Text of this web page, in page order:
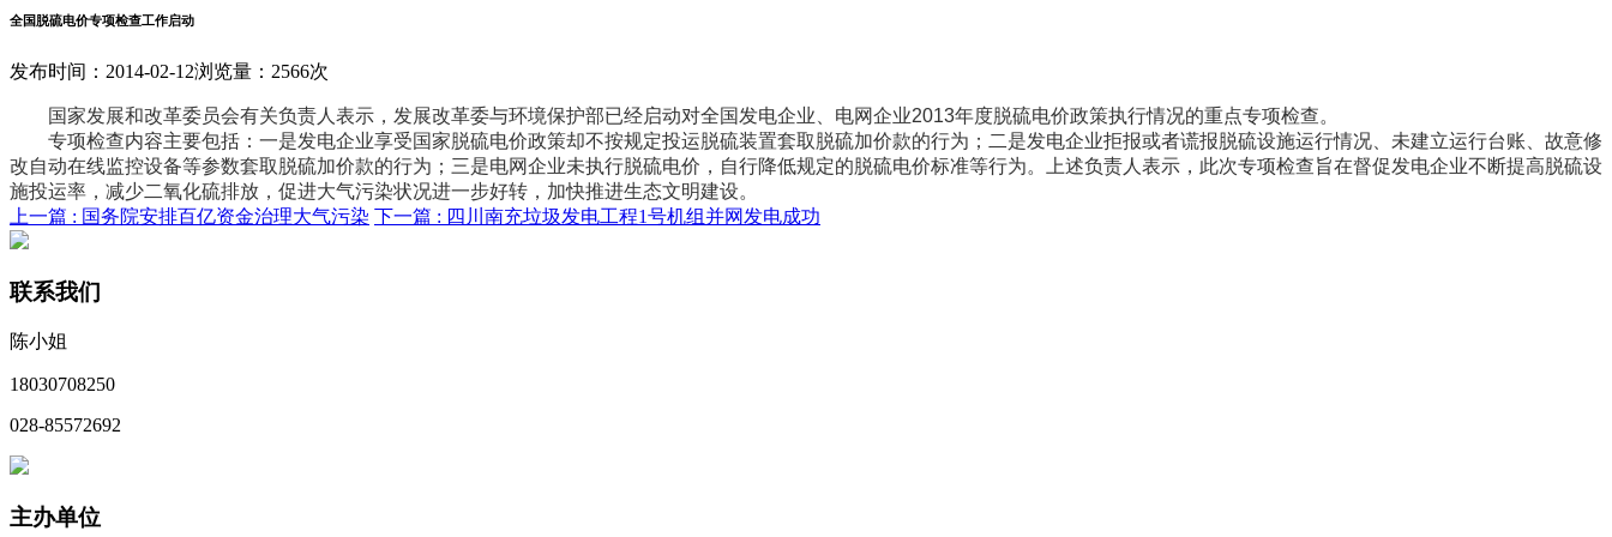
全国脱硫电价专项检查工作启动
发布时间：2014-02-12浏览量：2566次
国家发展和改革委员会有关负责人表示，发展改革委与环境保护部已经启动对全国发电企业、电网企业2013年度脱硫电价政策执行情况的重点专项检查。
专项检查内容主要包括：一是发电企业享受国家脱硫电价政策却不按规定投运脱硫装置套取脱硫加价款的行为；二是发电企业拒报或者谎报脱硫设施运行情况、未建立运行台账、故意修
改自动在线监控设备等参数套取脱硫加价款的行为；三是电网企业未执行脱硫电价，自行降低规定的脱硫电价标准等行为。上述负责人表示，此次专项检查旨在督促发电企业不断提高脱硫设
施投运率，减少二氧化硫排放，促进大气污染状况进一步好转，加快推进生态文明建设。
上一篇 : 国务院安排百亿资金治理大气污染 下一篇 : 四川南充垃圾发电工程1号机组并网发电成功
联系我们
陈小姐
18030708250
028-85572692
主办单位